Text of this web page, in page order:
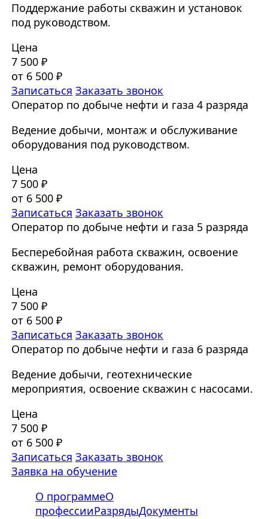
Поддержание работы скважин и установок
под руководством.
Цена
7 500 ₽
от 6 500 ₽
Записаться Заказать звонок
Оператор по добыче нефти и газа 4 разряда
Ведение добычи, монтаж и обслуживание
оборудования под руководством.
Цена
7 500 ₽
от 6 500 ₽
Записаться Заказать звонок
Оператор по добыче нефти и газа 5 разряда
Бесперебойная работа скважин, освоение
скважин, ремонт оборудования.
Цена
7 500 ₽
от 6 500 ₽
Записаться Заказать звонок
Оператор по добыче нефти и газа 6 разряда
Ведение добычи, геотехнические
мероприятия, освоение скважин с насосами.
Цена
7 500 ₽
от 6 500 ₽
Записаться Заказать звонок
Заявка на обучение
О программеО
профессииРазрядыДокументы